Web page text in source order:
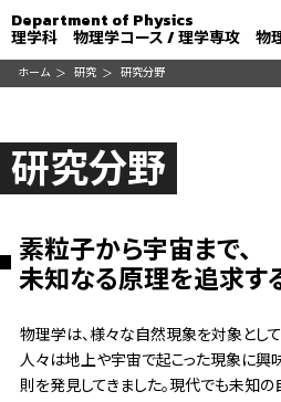
Department of Physics
理学科 物理学コース / 理学専攻 物
研究分野
素粒子から宇宙まで、
未知なる原理を追求す
物理学は、様々な自然現象を対象とし
人々は地上や宇宙で起こった現象に興
則を発見してきました。現代でも未知
ホーム 研究 研究分野